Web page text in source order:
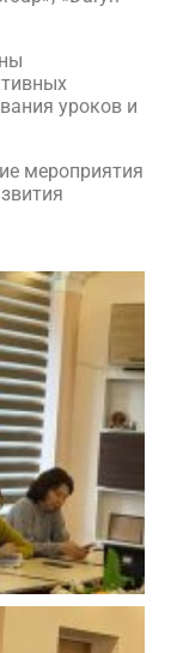
уроков и
мероприятия